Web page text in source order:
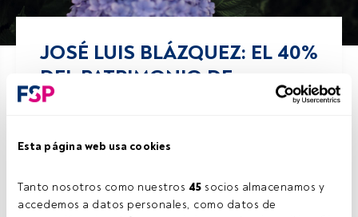
Esta página web usa cookies
Tanto nosotros como nuestros 45 socios almacenamos y
accedemos a datos personales, como datos de
JOSÉ LUIS BLÁZQUEZ: EL 40%
DEL PATRIMONIO DE
ANDBANK VIENE DE
17 octubre 2015